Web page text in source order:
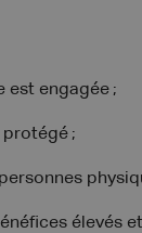
est engagée ;
protégé ;
élevés